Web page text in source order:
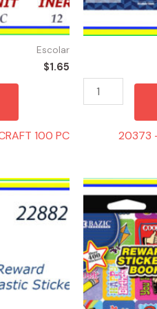
Escolar
$1.65
100 PC 20373
21660
LIBRO
REWARD
400
STICKERS
quantity